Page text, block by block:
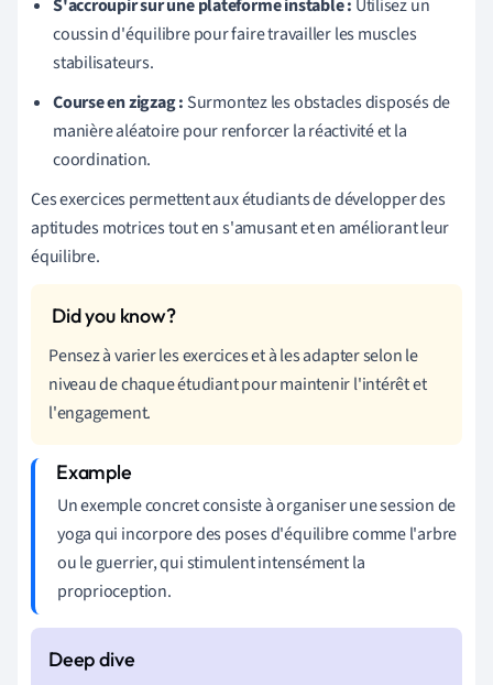
S'accroupir sur une plateforme instable : Utilisez un
coussin d'équilibre pour faire travailler les muscles
stabilisateurs.
Course en zigzag : Surmontez les obstacles disposés de
manière aléatoire pour renforcer la réactivité et la
coordination.
Ces exercices permettent aux étudiants de développer des
aptitudes motrices tout en s'amusant et en améliorant leur
équilibre.
Pensez à varier les exercices et à les adapter selon le
niveau de chaque étudiant pour maintenir l'intérêt et
l'engagement.
Un exemple concret consiste à organiser une session de
yoga qui incorpore des poses d'équilibre comme l'arbre
ou le guerrier, qui stimulent intensément la
proprioception.